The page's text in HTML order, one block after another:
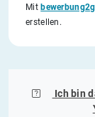
Mit
erstellen.
Ich bin